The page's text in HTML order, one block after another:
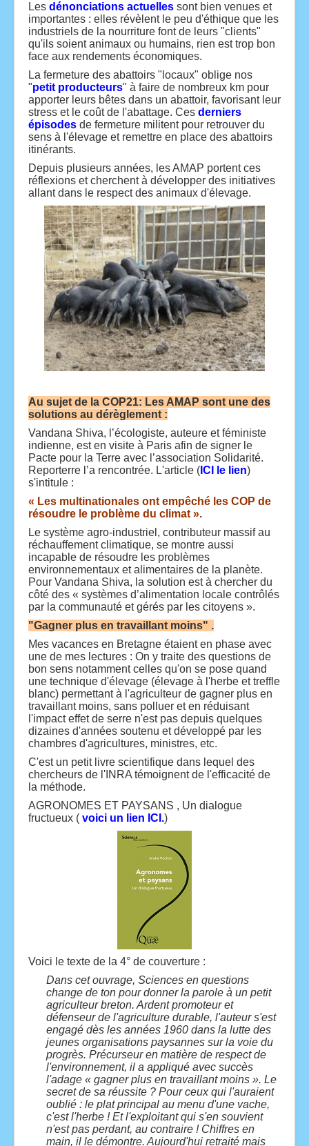
Les dénonciations actuelles sont bien venues et
importantes : elles révèlent le peu d'éthique que les
industriels de la nourriture font de leurs "clients"
qu'ils soient animaux ou humains, rien est trop bon
face aux rendements économiques.
La fermeture des abattoirs "locaux" oblige nos
"petit producteurs" à faire de nombreux km pour
apporter leurs bêtes dans un abattoir, favorisant leur
stress et le coût de l'abattage. Ces derniers
épisodes de fermeture militent pour retrouver du
sens à l'élevage et remettre en place des abattoirs
itinérants.
Depuis plusieurs années, les AMAP portent ces
réflexions et cherchent à développer des initiatives
allant dans le respect des animaux d'élevage.
Au sujet de la COP21: Les AMAP sont une des
solutions au dérèglement :
Vandana Shiva, l’écologiste, auteure et féministe
indienne, est en visite à Paris afin de signer le
Pacte pour la Terre avec l’association Solidarité.
Reporterre l’a rencontrée. L'article ( ICI le lien)
s'intitule :
« Les multinationales ont empêché les COP de
résoudre le problème du climat ».
Le système agro-industriel, contributeur massif au
réchauffement climatique, se montre aussi
incapable de résoudre les problèmes
environnementaux et alimentaires de la planète.
Pour Vandana Shiva, la solution est à chercher du
côté des « systèmes d’alimentation locale contrôlés
par la communauté et gérés par les citoyens ».
"Gagner plus en travaillant moins" .
Mes vacances en Bretagne étaient en phase avec
une de mes lectures : On y traite des questions de
bon sens notamment celles qu'on se pose quand
une technique d'élevage (élevage à l'herbe et treffle
blanc) permettant à l'agriculteur de gagner plus en
travaillant moins, sans polluer et en réduisant
l'impact effet de serre n'est pas depuis quelques
dizaines d'années soutenu et développé par les
chambres d'agricultures, ministres, etc.
C'est un petit livre scientifique dans lequel des
chercheurs de l'INRA témoignent de l'efficacité de
la méthode.
AGRONOMES ET PAYSANS , Un dialogue
fructueux ( voici un lien ICI.)
Voici le texte de la 4° de couverture :
Dans cet ouvrage, Sciences en questions
change de ton pour donner la parole à un petit
agriculteur breton. Ardent promoteur et
défenseur de l'agriculture durable, l'auteur s'est
engagé dès les années 1960 dans la lutte des
jeunes organisations paysannes sur la voie du
progrès. Précurseur en matière de respect de
l'environnement, il a appliqué avec succès
l'adage « gagner plus en travaillant moins ». Le
secret de sa réussite ? Pour ceux qui l'auraient
oublié : le plat principal au menu d'une vache,
c'est l'herbe ! Et l'exploitant qui s'en souvient
n'est pas perdant, au contraire ! Chiffres en
main, il le démontre. Aujourd'hui retraité mais